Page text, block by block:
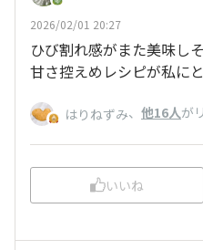
2026/02/01 20:27
ひび割れ感がまた美味し
甘さ控えめレシピが私に
はりねずみ、 他16人が
いいね